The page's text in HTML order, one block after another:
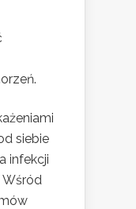
siebie
infekcji